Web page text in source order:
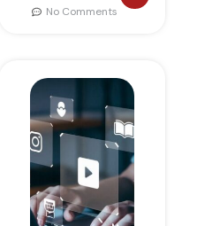
No Comments